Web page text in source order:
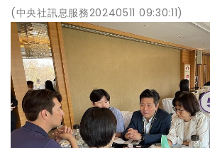
(中央社訊息服務20240511 09:30:11)